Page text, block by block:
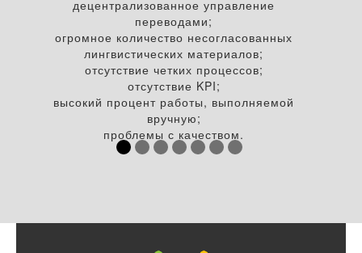
децентрализованное управление
переводами;
огромное количество несогласованных
лингвистических материалов;
отсутствие четких процессов;
отсутствие KPI;
высокий процент работы, выполняемой
вручную;
проблемы с качеством.